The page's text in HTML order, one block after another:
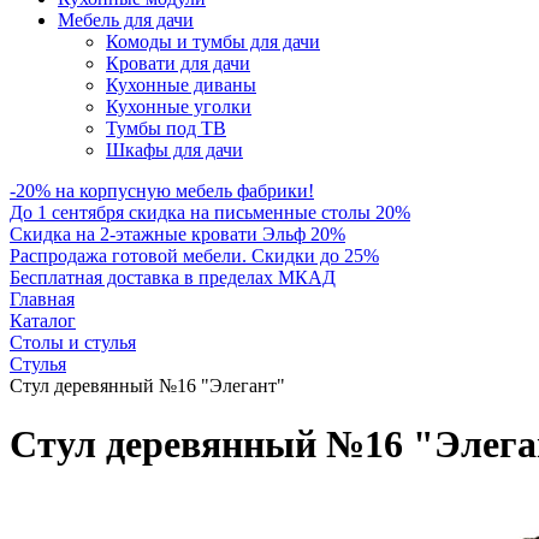
Мебель для дачи
Комоды и тумбы для дачи
Кровати для дачи
Кухонные диваны
Кухонные уголки
Тумбы под ТВ
Шкафы для дачи
-20% на корпусную мебель фабрики!
До 1 сентября скидка на письменные столы 20%
Скидка на 2-этажные кровати Эльф 20%
Распродажа готовой мебели. Скидки до 25%
Бесплатная доставка в пределах МКАД
Главная
Каталог
Столы и стулья
Стулья
Стул деревянный №16 "Элегант"
Стул деревянный №16